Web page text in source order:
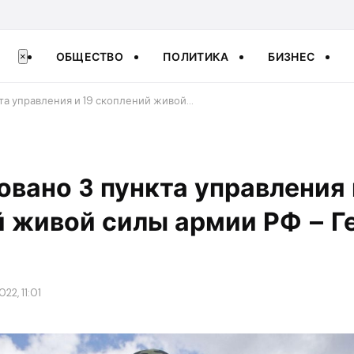
× ОБЩЕСТВО ПОЛИТИКА БИЗНЕС
управления и 19 скоплений живой…
3 пункта управления
живой силы армии РФ –
11:01